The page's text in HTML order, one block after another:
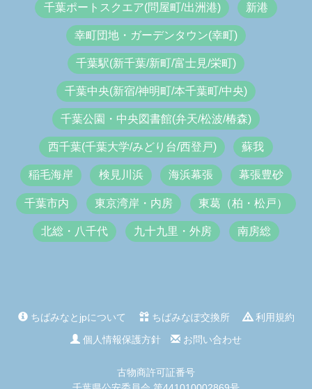
千葉ポートスクエア(問屋町/出洲港) 新港
幸町団地・ガーデンタウン(幸町)
千葉駅(新千葉/新町/富士見/栄町)
千葉中央(新宿/神明町/本千葉町/中央)
千葉公園・中央図書館(弁天/松波/椿森)
西千葉(千葉大学/みどり台/西登戸) 蘇我
稲毛海岸 検見川浜 海浜幕張 幕張豊砂
千葉市内 東京湾岸・内房 東葛（柏・松戸）
北総・八千代 九十九里・外房 南房総
ちばみなとjpについて ちばみなぽ交換所
利用規約
個人情報保護方針
お問い合わせ
古物商許可証番号